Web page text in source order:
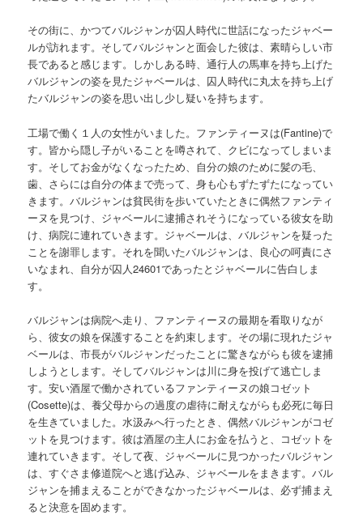
その街に、かつてバルジャンが囚人時代に世話になったジャベー
ルが訪れます。そしてバルジャンと面会した彼は、素晴らしい市
長であると感じます。しかしある時、通行人の馬車を持ち上げた
バルジャンの姿を見たジャベールは、囚人時代に丸太を持ち上げ
たバルジャンの姿を思い出し少し疑いを持ちます。
工場で働く１人の女性がいました。ファンティーヌは(Fantine)で
す。皆から隠し子がいることを噂されて、クビになってしまいま
す。そしてお金がなくなったため、自分の娘のために髪の毛、
歯、さらには自分の体まで売って、身も心もずたずたになってい
きます。バルジャンは貧民街を歩いていたときに偶然ファンティ
ーヌを見つけ、ジャベールに逮捕されそうになっている彼女を助
け、病院に連れていきます。ジャベールは、バルジャンを疑った
ことを謝罪します。それを聞いたバルジャンは、良心の呵責にさ
いなまれ、自分が囚人24601であったとジャベールに告白しま
す。
バルジャンは病院へ走り、ファンティーヌの最期を看取りなが
ら、彼女の娘を保護することを約束します。その場に現れたジャ
ベールは、市長がバルジャンだったことに驚きながらも彼を逮捕
しようとします。そしてバルジャンは川に身を投げて逃亡しま
す。安い酒屋で働かされているファンティーヌの娘コゼット
(Cosette)は、養父母からの過度の虐待に耐えながらも必死に毎日
を生きていました。水汲みへ行ったとき、偶然バルジャンがコゼ
ットを見つけます。彼は酒屋の主人にお金を払うと、コゼットを
連れていきます。そして夜、ジャベールに見つかったバルジャン
は、すぐさま修道院へと逃げ込み、ジャベールをまきます。バル
ジャンを捕まえることができなかったジャベールは、必ず捕まえ
ると決意を固めます。